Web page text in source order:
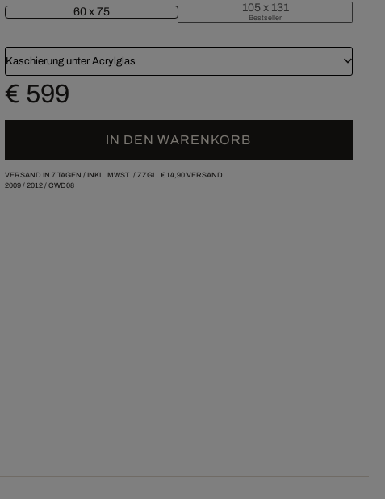
60 x 75 105 x 131
Bestseller
Kaschierung unter Acrylglas
€ 599
IN DEN WARENKORB
VERSAND IN 7 TAGEN / INKL. MWST. / ZZGL. € 14,90VERSAND
2009/ 2012/ CWD08